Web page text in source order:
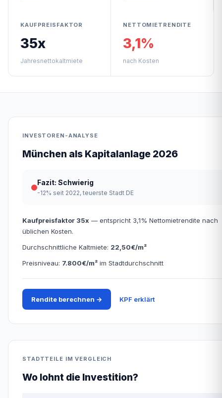
KAUFPREISFAKTOR
35x
Jahresnettokaltmiete
NETTOMIETRENDITE
3,1%
nach Kosten
INVESTOREN-ANALYSE
München als Kapitalanlage 2026
Fazit: Schwierig
-12% seit 2022, teuerste Stadt DE
Kaufpreisfaktor 35x — entspricht 3,1% Nettomietrendite nach
üblichen Kosten.
Durchschnittliche Kaltmiete: 22,50€/m²
Preisniveau: 7.800€/m² im Stadtdurchschnitt
Rendite berechnen → KPF erklärt
STADTTEILE IM VERGLEICH
Wo lohnt die Investition?